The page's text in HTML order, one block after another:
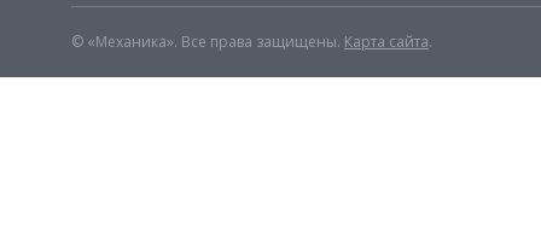
© «Механика». Все права защищены. Карта сайта.